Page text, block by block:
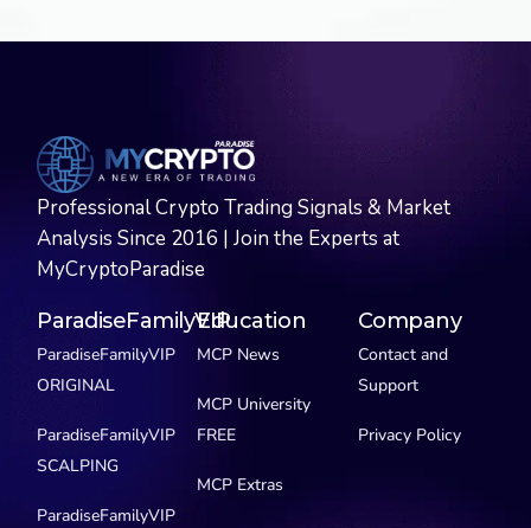
Professional Crypto Trading Signals & Market
Analysis Since 2016 | Join the Experts at
MyCryptoParadise
ParadiseFamilyVIP
ParadiseFamilyVIP
ORIGINAL
ParadiseFamilyVIP
SCALPING
ParadiseFamilyVIP
Education
MCP News
MCP University
FREE
MCP Extras
Company
Contact and
Support
Privacy Policy